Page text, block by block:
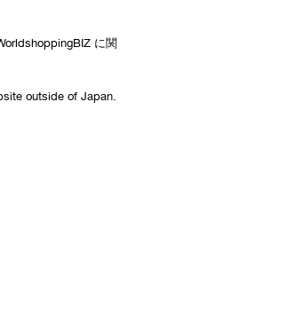
に関
outside of Japan.